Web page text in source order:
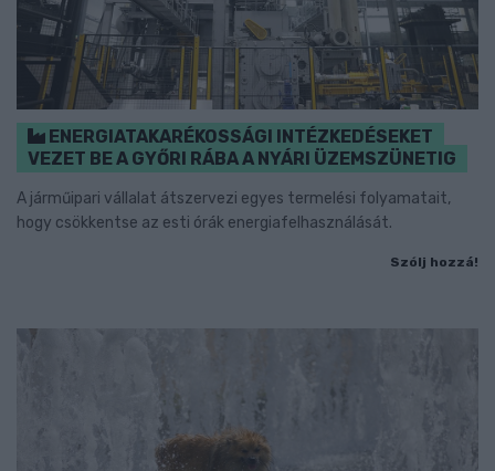
ENERGIATAKARÉKOSSÁGI INTÉZKEDÉSEKET
VEZET BE A GYŐRI RÁBA A NYÁRI ÜZEMSZÜNETIG
A járműipari vállalat átszervezi egyes termelési folyamatait,
hogy csökkentse az esti órák energiafelhasználását.
Szólj hozzá!